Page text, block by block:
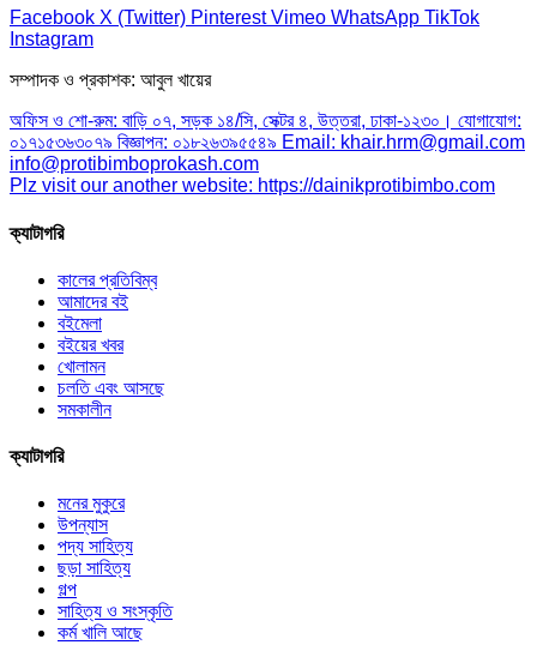
Facebook X (Twitter) Pinterest Vimeo WhatsApp TikTok
Instagram
সম্পাদক ও প্রকাশক: আবুল খায়ের
অফিস ও শো-রুম: বাড়ি ০৭, সড়ক ১৪/সি, সেক্টর ৪, উত্তরা, ঢাকা-১২৩০। যোগাযোগ:
০১৭১৫৩৬৩০৭৯ বিজ্ঞাপন: ০১৮২৬৩৯৫৫৪৯ Email: khair.hrm@gmail.com
info@protibimboprokash.com
Plz visit our another website: https://dainikprotibimbo.com
ক্যাটাগরি
কালের প্রতিবিম্ব
আমাদের বই
বইমেলা
বইয়ের খবর
খোলামন
চলতি এবং আসছে
সমকালীন
ক্যাটাগরি
মনের মুকুরে
উপন্যাস
পদ্য সাহিত্য
ছড়া সাহিত্য
গল্প
সাহিত্য ও সংস্কৃতি
কর্ম খালি আছে